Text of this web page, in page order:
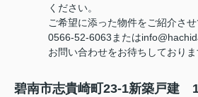
ください。
ご希望に添った物件をご紹介させ
0566-52-6063または
お問い合わせをお待ちしておりま
碧南市志貴崎町23-1新築戸建